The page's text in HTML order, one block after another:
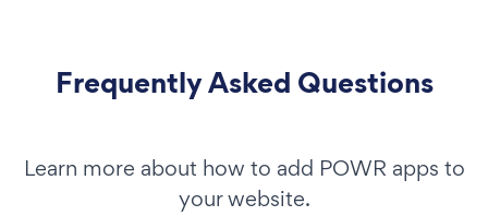
Frequently Asked Questions
Learn more about how to add POWR apps to
your website.